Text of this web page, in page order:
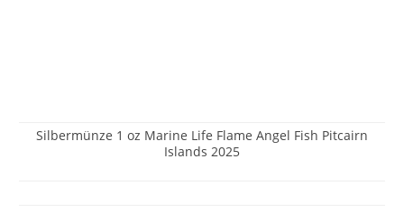
Silbermünze 1 oz Marine Life Flame Angel Fish Pitcairn
Islands 2025